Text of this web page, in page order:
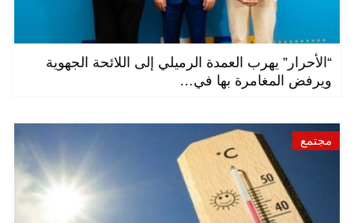
“الأحرار” يهرب العمدة الرميلي إلى اللائحة الجهوية
ويرفض المغامرة بها في…
مجتمع